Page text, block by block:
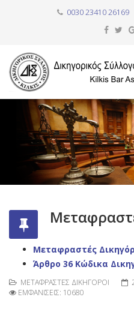
0030 23410 26169
Μεταφραστές
Άρθρο 36 Κώδικα
ΜΕΤΑΦΡΑΣΤΈΣ ΔΙΚΗΓΌΡΟΙ
ΕΜΦΑΝΊΣΕΙΣ: 10680